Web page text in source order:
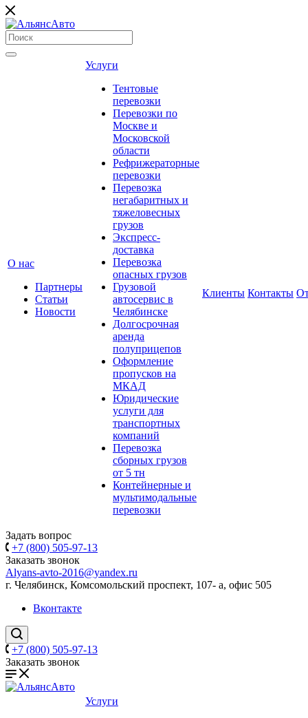
О нас
Партнеры
Статьи
Новости
Услуги
Тентовые
перевозки
Перевозки по
Москве и
Московской
области
Рефрижераторные
перевозки
Перевозка
негабаритных и
тяжеловесных
грузов
Экспресс-
доставка
Перевозка
опасных грузов
Грузовой
автосервис в
Челябинске
Долгосрочная
аренда
полуприцепов
Оформление
пропусков на
МКАД
Юридические
услуги для
транспортных
компаний
Перевозка
сборных грузов
от 5 тн
Контейнерные и
мультимодальные
перевозки
Клиенты Контакты
Задать вопрос
+7 (800) 505-97-13
Заказать звонок
Alyans-avto-2016@yandex.ru
г. Челябинск, Комсомольский проспект, 107- а, офис 505
Вконтакте
+7 (800) 505-97-13
Заказать звонок
Услуги